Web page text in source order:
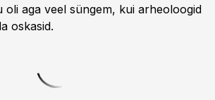
oli aga veel süngem, kui arheoloogid
oskasid.